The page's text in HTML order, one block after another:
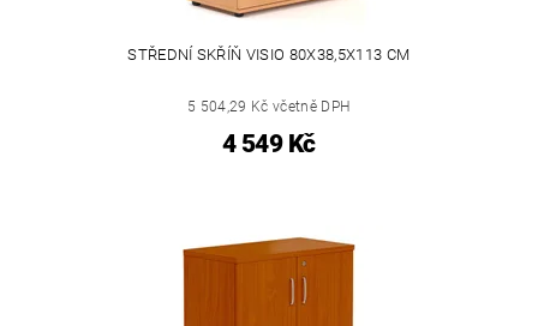
STŘEDNÍ SKŘÍŇ VISIO 80X38,5X113 CM
5 504,29 Kč včetně DPH
4 549 Kč